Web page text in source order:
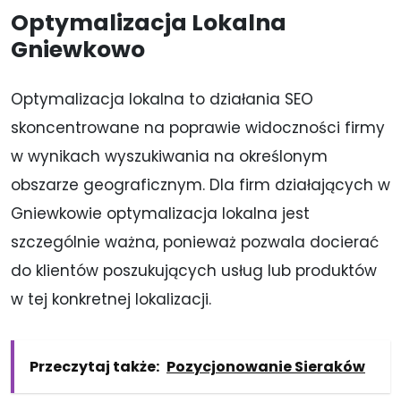
Optymalizacja Lokalna
Gniewkowo
Optymalizacja lokalna to działania SEO
skoncentrowane na poprawie widoczności firmy
w wynikach wyszukiwania na określonym
obszarze geograficznym. Dla firm działających w
Gniewkowie optymalizacja lokalna jest
szczególnie ważna, ponieważ pozwala docierać
do klientów poszukujących usług lub produktów
w tej konkretnej lokalizacji.
Przeczytaj także: Pozycjonowanie Sieraków